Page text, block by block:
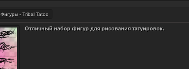
Фигуры - Tribal Tatoo
Отличный набор фигур для рисования татуировок.